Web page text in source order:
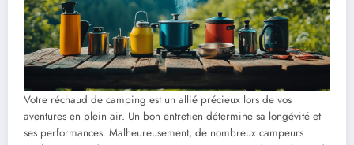
Votre réchaud de camping est un allié précieux lors de vos
aventures en plein air. Un bon entretien détermine sa longévité et
ses performances. Malheureusement, de nombreux campeurs